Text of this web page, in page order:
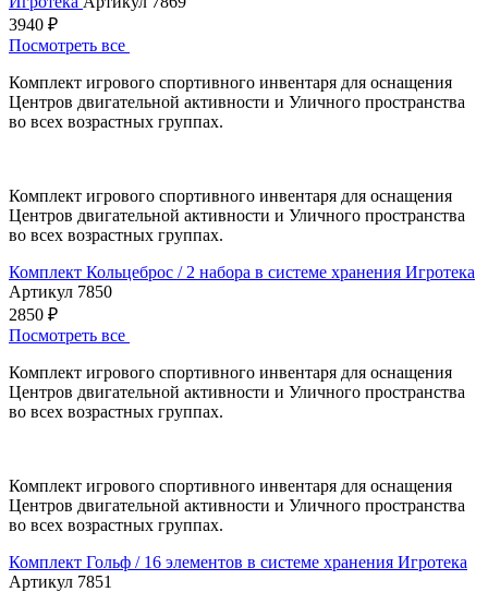
3940 ₽
Посмотреть все
Комплект игрового спортивного инвентаря для оснащения
Центров двигательной активности и Уличного пространства
во всех возрастных группах.
Комплект игрового спортивного инвентаря для оснащения
Центров двигательной активности и Уличного пространства
во всех возрастных группах.
Комплект Кольцеброс / 2 набора в системе хранения Игротека
Артикул 7850
2850 ₽
Посмотреть все
Комплект игрового спортивного инвентаря для оснащения
Центров двигательной активности и Уличного пространства
во всех возрастных группах.
Комплект игрового спортивного инвентаря для оснащения
Центров двигательной активности и Уличного пространства
во всех возрастных группах.
Комплект Гольф / 16 элементов в системе хранения Игротека
Артикул 7851